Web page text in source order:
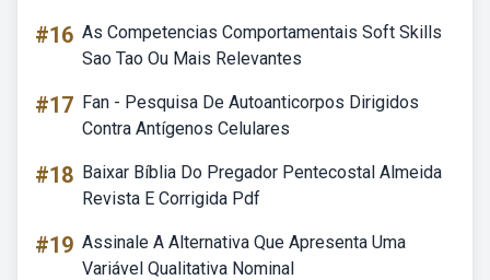
#16 As Competencias Comportamentais Soft Skills
Sao Tao Ou Mais Relevantes
#17 Fan - Pesquisa De Autoanticorpos Dirigidos
Contra Antígenos Celulares
#18 Baixar Bíblia Do Pregador Pentecostal Almeida
Revista E Corrigida Pdf
#19 Assinale A Alternativa Que Apresenta Uma
Variável Qualitativa Nominal